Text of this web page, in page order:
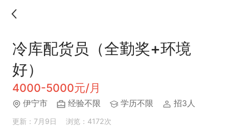
冷库配货员（全勤奖+环境
好）
4000-5000元/月
伊宁市 经验不限 学历不限 招3人
更新：7月9日 浏览：4172次